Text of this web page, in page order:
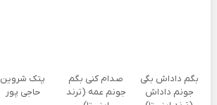
بگم داداش بگی
جونم داداش
صدام کنی بگم
جونم عمه (ترند
پتک شروین
حاجی پور